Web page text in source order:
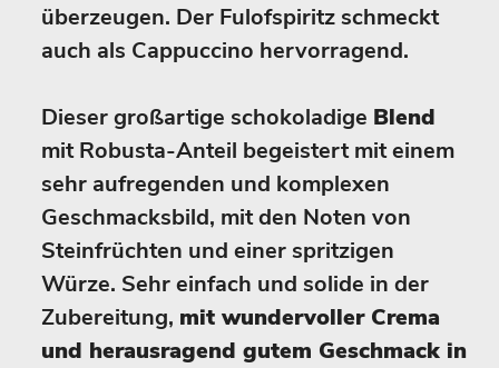
überzeugen. Der Fulofspiritz schmeckt
auch als Cappuccino hervorragend.
Dieser großartige schokoladige Blend
mit Robusta-Anteil begeistert mit einem
sehr aufregenden und komplexen
Geschmacksbild, mit den Noten von
Steinfrüchten und einer spritzigen
Würze. Sehr einfach und solide in der
Zubereitung, mit wundervoller Crema
und herausragend gutem Geschmack in